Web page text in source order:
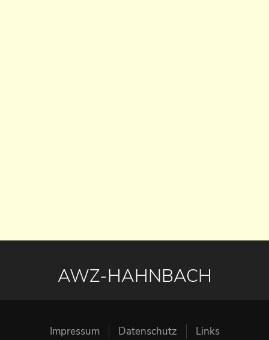
AWZ-HAHNBACH
Impressum Datenschutz Links